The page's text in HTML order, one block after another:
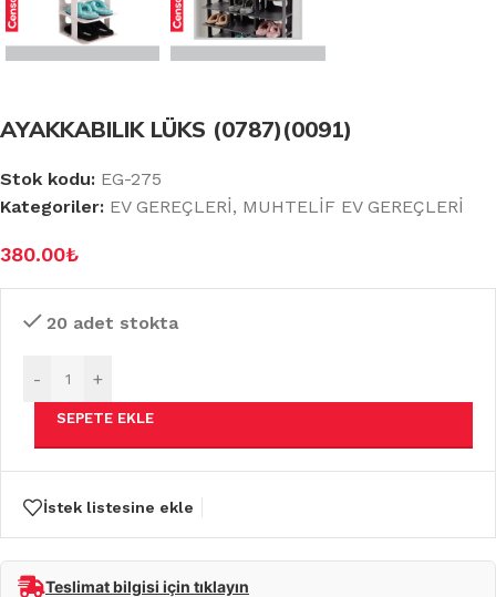
AYAKKABILIK LÜKS (0787)(0091)
Stok kodu: EG-275
Kategoriler: EV GEREÇLERİ, MUHTELİF EV GEREÇLERİ
380.00₺
20 adet stokta
- +
SEPETE EKLE
İstek listesine ekle
Teslimat bilgisi için tıklayın